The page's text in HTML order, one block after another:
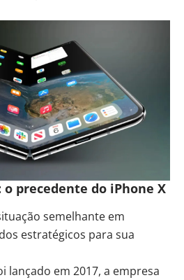
o precedente do iPhone X
semelhante em
estratégicos para sua
lançado em 2017, a empresa